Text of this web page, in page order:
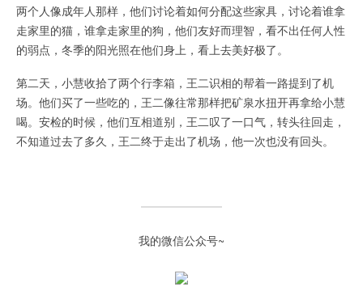
两个人像成年人那样，他们讨论着如何分配这些家具，讨论着谁拿
走家里的猫，谁拿走家里的狗，他们友好而理智，看不出任何人性
的弱点，冬季的阳光照在他们身上，看上去美好极了。
第二天，小慧收拾了两个行李箱，王二识相的帮着一路提到了机
场。他们买了一些吃的，王二像往常那样把矿泉水扭开再拿给小慧
喝。安检的时候，他们互相道别，王二叹了一口气，转头往回走，
不知道过去了多久，王二终于走出了机场，他一次也没有回头。
我的微信公众号~